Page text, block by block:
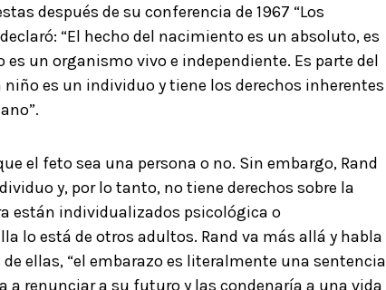
después de su conferencia de 1967 “Los
“El hecho del nacimiento es un absoluto, es
un organismo vivo e independiente. Es parte del
niño es un individuo y tiene los derechos inherentes
el feto sea una persona o no. Sin embargo, Rand
y, por lo tanto, no tiene derechos sobre la
están individualizados psicológica o
lo está de otros adultos. Rand va más allá y habla
ellas, “el embarazo es literalmente una sentencia
a renunciar a su futuro y las condenaría a una vida